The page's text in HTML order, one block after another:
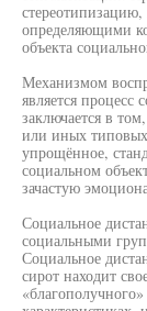
стереотипизацию,
определяющими
объекта
Механизмом
является процесс
заключается в
или иных типовых
упрощённое,
социальном
зачастую
Социальное
социальными
Социальное
сирот находит